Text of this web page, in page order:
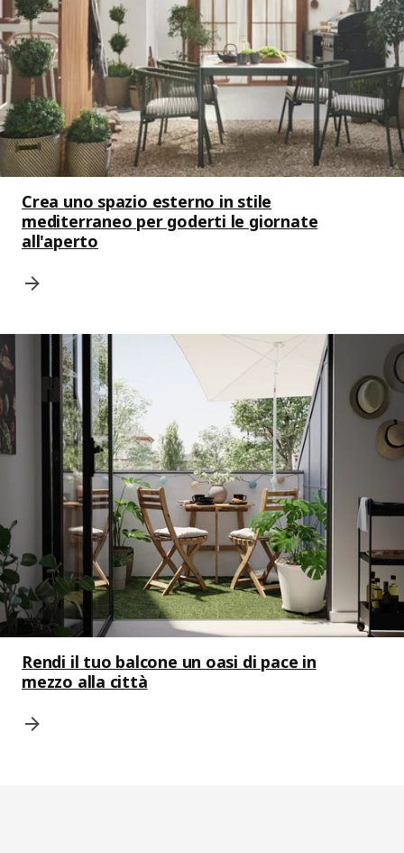
Crea uno spazio esterno in stile
mediterraneo per goderti le giornate
all'aperto
Rendi il tuo balcone un oasi di pace in
mezzo alla città